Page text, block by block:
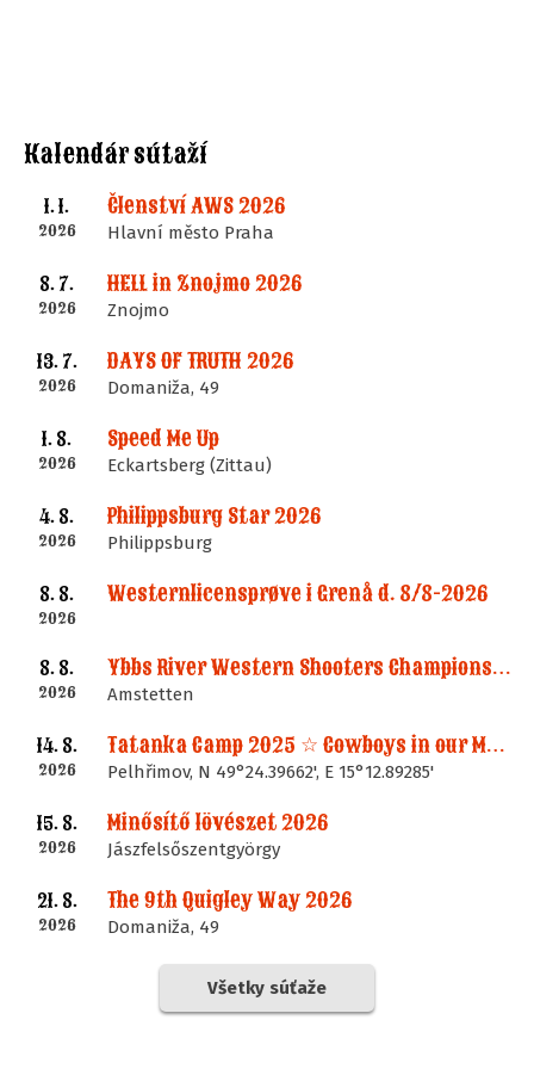
Kalendár sútaží
1. 1.
2026
Členství AWS 2026
Hlavní město Praha
8. 7.
2026
HELL in Znojmo 2026
Znojmo
13. 7.
2026
DAYS OF TRUTH 2026
Domaniža, 49
1. 8.
2026
Speed Me Up
Eckartsberg (Zittau)
4. 8.
2026
Philippsburg Star 2026
Philippsburg
8. 8.
2026
Westernlicensprøve i Grenå d. 8/8-2026
8. 8.
2026
Ybbs River Western Shooters Championship 2026 + LM
Amstetten
14. 8.
2026
Tatanka Camp 2025 ☆ Cowboys in our Memories
Pelhřimov, N 49°24.39662', E 15°12.89285'
15. 8.
2026
Minősítő lövészet 2026
Jászfelsőszentgyörgy
21. 8.
2026
The 9th Quigley Way 2026
Domaniža, 49
Všetky súťaže